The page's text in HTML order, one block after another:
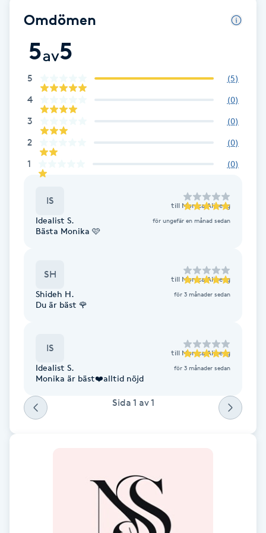
Fettreducering
Fibromassage
Fotmassage
Fotsvamp
Fransar
Fransförlängning Megavolym
Fransk manikyr
Omdömen
5av5
5 (5)
4 (0)
3 (0)
2 (0)
1 (0)
IS till Monica Aliberg
Idealist S. för ungefär en månad sedan
Bästa Monika 🩷
SH till Monica Aliberg
Shideh H. för 3 månader sedan
Du är bäst 🌹
IS till Monica Aliberg
Idealist S. för 3 månader sedan
Monika är bäst❤️alltid nöjd
Sida 1 av1